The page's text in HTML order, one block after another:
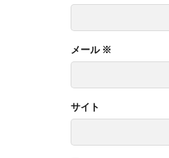
メール ※
サイト